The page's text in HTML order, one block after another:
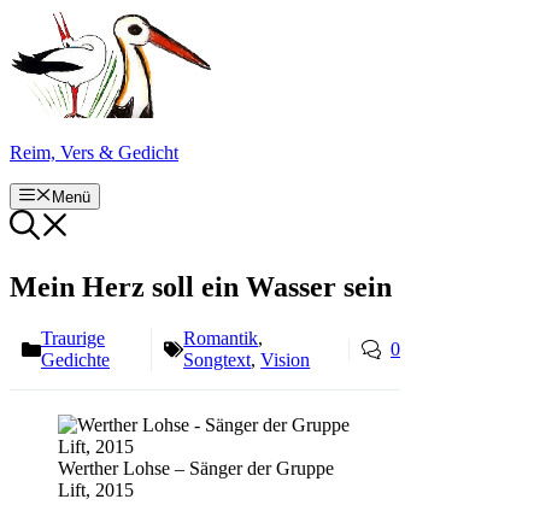
springen
Reim, Vers & Gedicht
Menü
Mein Herz soll ein Wasser sein
Traurige
Gedichte
Romantik,
Songtext,Vision
0
Werther Lohse – Sänger der Gruppe
Lift, 2015